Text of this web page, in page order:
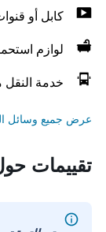
كابل أو
لوازم
خدمة النقل
عرض جميع وسائل
تقييمات